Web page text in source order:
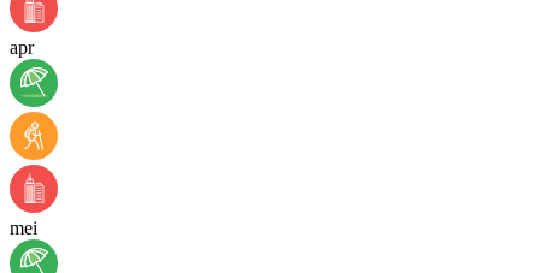
apr
mei